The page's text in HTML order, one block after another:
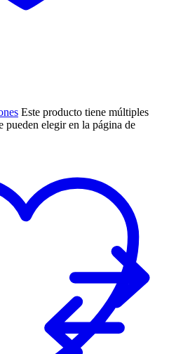
Este producto tiene múltiples
pueden elegir en la página de